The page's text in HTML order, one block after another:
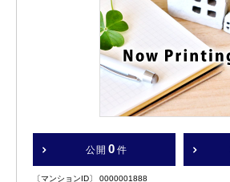
公開 0 件
〔マンションID〕 0000001888